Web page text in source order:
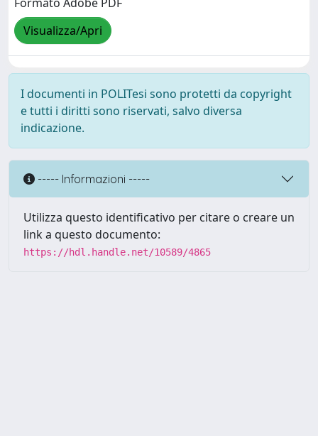
Visualizza/Apri
I documenti in POLITesi sono protetti da copyright
e tutti i diritti sono riservati, salvo diversa
indicazione.
----- Informazioni -----
Utilizza questo identificativo per citare o creare un
link a questo documento:
https://hdl.handle.net/10589/4865